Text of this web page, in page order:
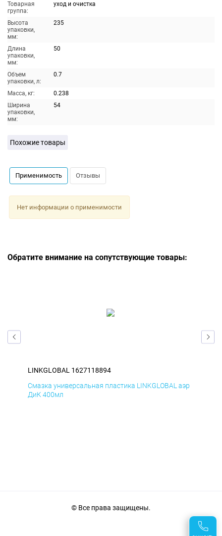
Товарная
группа:
уход и очистка
Высота
упаковки,
мм:
235
Длина
упаковки,
мм:
50
Объем
упаковки, л:
0.7
Масса, кг:
0.238
Ширина
упаковки,
мм:
54
Похожие товары
Применимость Отзывы
Нет информации о применимости
Обратите внимание на сопутствующие товары:
LINKGLOBAL 1627118894
Смазка универсальная пластика LINKGLOBAL аэр
ДиК 400мл
© Все права защищены.